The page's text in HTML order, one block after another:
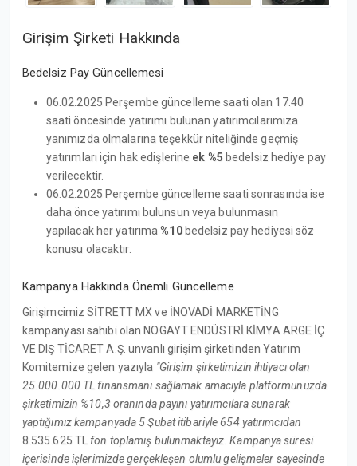
Girişim Şirketi Hakkında
Bedelsiz Pay Güncellemesi
06.02.2025 Perşembe güncelleme saati olan 17.40
saati öncesinde yatırımı bulunan yatırımcılarımıza
yanımızda olmalarına teşekkür niteliğinde geçmiş
yatırımları için hak edişlerine ek %5 bedelsiz hediye pay
verilecektir.
06.02.2025 Perşembe güncelleme saati sonrasında ise
daha önce yatırımı bulunsun veya bulunmasın
yapılacak her yatırıma%10 bedelsiz pay hediyesi söz
konusu olacaktır.
Kampanya Hakkında Önemli Güncelleme
Girişimcimiz SİTRETT MX ve İNOVADİ MARKETİNG
kampanyası sahibi olan NOGAYT ENDÜSTRİ KİMYA ARGE İÇ
VE DIŞ TİCARET A.Ş. unvanlı girişim şirketinden Yatırım
Komitemize gelen yazıyla "Girişim şirketimizin ihtiyacı olan
25.000.000 TL finansmanı sağlamak amacıyla platformunuzda
şirketimizin %10,3 oranında payını yatırımcılara sunarak
yaptığımız kampanyada 5 Şubat itibariyle 654 yatırımcıdan
8.535.625 TL fon toplamış bulunmaktayız. Kampanya süresi
içerisinde işlerimizde gerçekleşen olumlu gelişmeler sayesinde